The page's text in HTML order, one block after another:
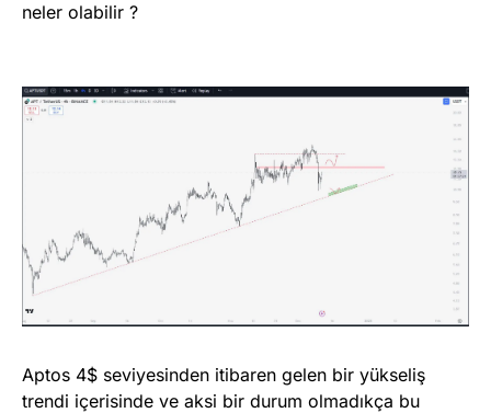
neler olabilir ?
Aptos 4$ seviyesinden itibaren gelen bir yükseliş
trendi içerisinde ve aksi bir durum olmadıkça bu